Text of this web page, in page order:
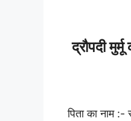
द्रौपदी
पिता का नाम :-